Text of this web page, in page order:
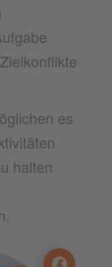
es
halten